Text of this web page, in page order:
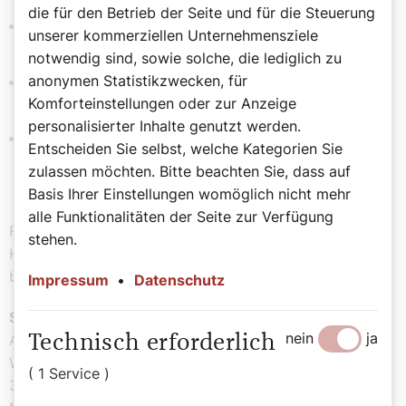
Für Farbenblindheit - nutzen Sie Hervorhebe
funktionen
Für eingeschränkte Motorik - nutzen Sie
Tastaturfunktionen oder Emulatoren
Für empfindliche Nutzer:innen - deaktivieren Sie
Animationen und wählen Sie geeignete
Farbkombinationen
Falls bestimmte Funktionen des Widgets nicht mit Ihren
Hilfstechnologien kompatibel sind, deaktivieren Sie es
bitte vorübergehend und kontaktieren Sie uns.
Standards:
Auf dieser Grundlage wenden wir die Kriterien der
WCAG 2.2 (AA-Niveau, aktuelle Version) sowie der EN
301 549 an. Die Einhaltung dieser Standards gilt als
die für den Betrieb der Seite und für die Steuerung
unserer kommerziellen Unternehmensziele
notwendig sind, sowie solche, die lediglich zu
anonymen Statistikzwecken, für
Komforteinstellungen oder zur Anzeige
personalisierter Inhalte genutzt werden.
Entscheiden Sie selbst, welche Kategorien Sie
zulassen möchten. Bitte beachten Sie, dass auf
Basis Ihrer Einstellungen womöglich nicht mehr
alle Funktionalitäten der Seite zur Verfügung
stehen.
Impressum • Datenschutz
Technisch erforderlich
( 1 Service )
nein ja